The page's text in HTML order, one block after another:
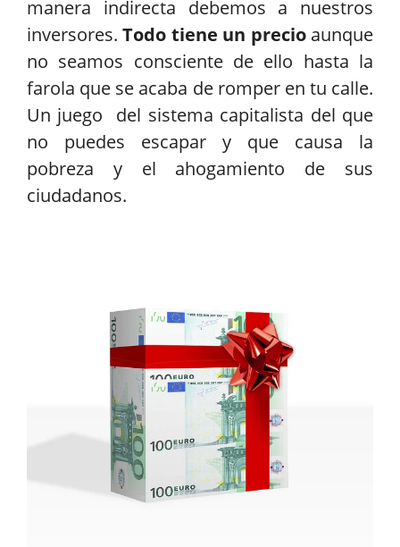
manera indirecta debemos a nuestros
inversores.Todo tiene un precioaunque
no seamos consciente de ello hasta la
farola que se acaba de romper en tu calle.
Un juego del sistema capitalista del que
no puedes escapar y que causa la
pobreza y el ahogamiento de sus
ciudadanos.